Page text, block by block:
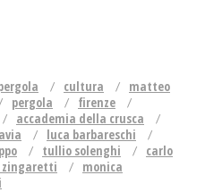
cultura
matteo
pergola
firenze
accademia della crusca
luca barbareschi
tullio solenghi
carlo
zingaretti
monica